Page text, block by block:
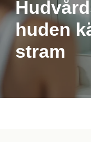
huden
stram